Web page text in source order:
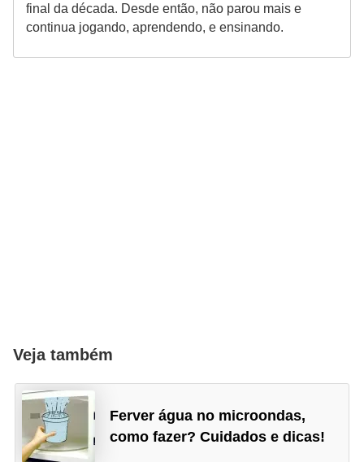
final da década. Desde então, não parou mais e
continua jogando, aprendendo, e ensinando.
Veja também
Ferver água no microondas,
como fazer? Cuidados e dicas!